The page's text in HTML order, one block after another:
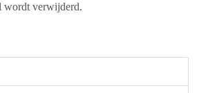
wordt verwijderd.